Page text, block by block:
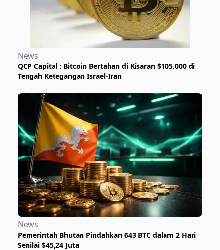
News
QCP Capital : Bitcoin Bertahan di Kisaran $105.000 di
Tengah Ketegangan Israel-Iran
News
Pemerintah Bhutan Pindahkan 643 BTC dalam 2 Hari
Senilai $45,24 Juta